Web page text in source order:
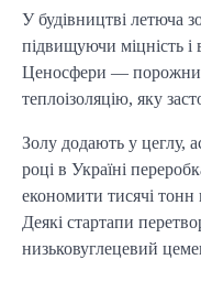
У будівництві летюча
підвищуючи міцність і
Ценосфери —
теплоізоляцію, яку
Золу додають у цеглу,
році в Україні
економити тисячі
Деякі стартапи
низьковуглецевий